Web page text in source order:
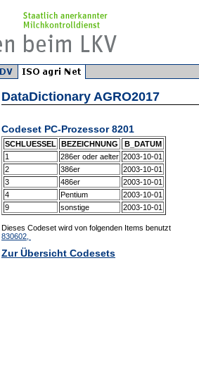
DataDictionary AGRO2017
Codeset PC-Prozessor 8201
SCHLUESSEL BEZEICHNUNG
B_DATUM
1
286er oder aelter 2003-10-01
2
386er
2003-10-01
3
486er
2003-10-01
4
Pentium
2003-10-01
9
sonstige 2003-10-01
Dieses Codeset wird von folgenden Items benutzt
830602,
Zur Übersicht Codesets